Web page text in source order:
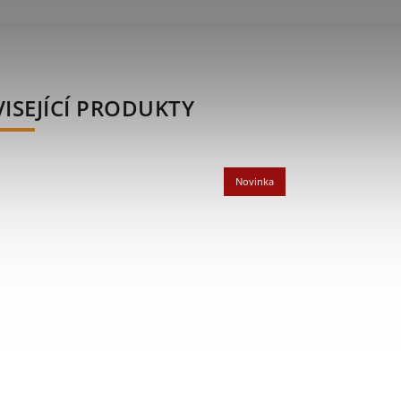
PRODUKTY
Novinka